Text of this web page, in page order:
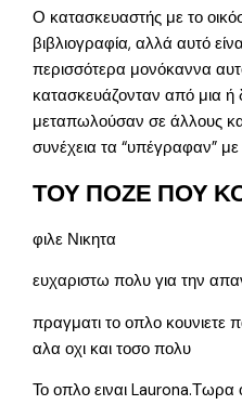
Ο κατασκευαστής με το
βιβλιογραφία, αλλά αυτό
περισσότερα μονόκαννα
κατασκευάζονταν από μια ή
μεταπωλούσαν σε άλλους
συνέχεια τα “υπέγραφαν”
ΤΟΥ ΠΟΖΕ ΠΟΥ
φιλε Νικητα
ευχαριστω πολυ για την
πραγματι το οπλο κουνιετε
αλα οχι και τοσο πολυ
Το οπλο ειναι